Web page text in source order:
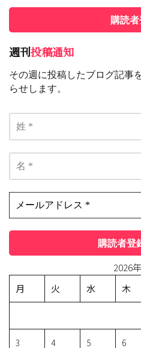
週刊投稿通知
その週に投稿したブログ記事
らせします。
2026
月
火 水 木
3 4 5 6